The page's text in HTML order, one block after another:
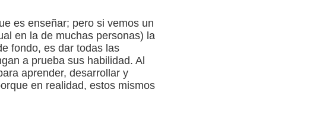
es enseñar; pero si vemos un
en la de muchas personas) la
fondo, es dar todas las
a prueba sus habilidad. Al
aprender, desarrollar y
en realidad, estos mismos